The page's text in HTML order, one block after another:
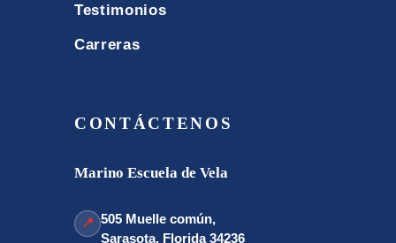
Testimonios
Carreras
CONTÁCTENOS
Marino Escuela de Vela
📍 505 Muelle común,
Sarasota, Florida 34236